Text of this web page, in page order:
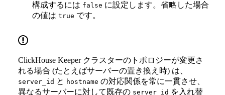
構成するには false に設定します。省略した場合
の値は true です。
ClickHouse Keeper クラスターのトポロジーが変更さ
れる場合 (たとえばサーバーの置き換え時) は、
server_id と hostname の対応関係を常に一貫させ、
異なるサーバーに対して既存の server_id を入れ替